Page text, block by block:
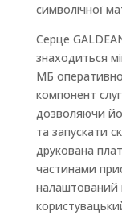
символічної
Серце
знаходиться
МБ
компонент
дозволяючи
та запускати
друкована
частинами
налаштований